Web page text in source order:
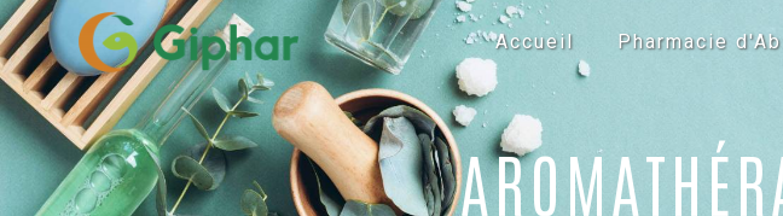
Panneau de gestion des cookies
Accueil Pharmacie